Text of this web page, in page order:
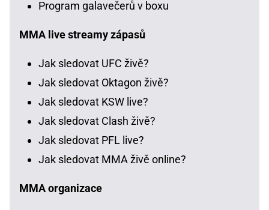
Program galavečerů v boxu
MMA live streamy zápasů
Jak sledovat UFC živě?
Jak sledovat Oktagon živě?
Jak sledovat KSW live?
Jak sledovat Clash živě?
Jak sledovat PFL live?
Jak sledovat MMA živě online?
MMA organizace